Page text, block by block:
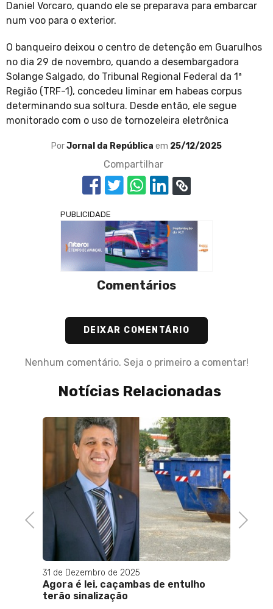
Daniel Vorcaro, quando ele se preparava para embarcar
num voo para o exterior.
O banqueiro deixou o centro de detenção em Guarulhos
no dia 29 de novembro, quando a desembargadora
Solange Salgado, do Tribunal Regional Federal da 1ª
Região (TRF-1), concedeu liminar em habeas corpus
determinando sua soltura. Desde então, ele segue
monitorado com o uso de tornozeleira eletrônica
PorJornal da República em 25/12/2025
Compartilhar
PUBLICIDADE
Comentários
DEIXAR COMENTÁRIO
Nenhum comentário. Seja o primeiro a comentar!
Notícias Relacionadas
Previous
31 de Dezembro de 2025
Agora é lei, caçambas de entulho
terão sinalização
Next